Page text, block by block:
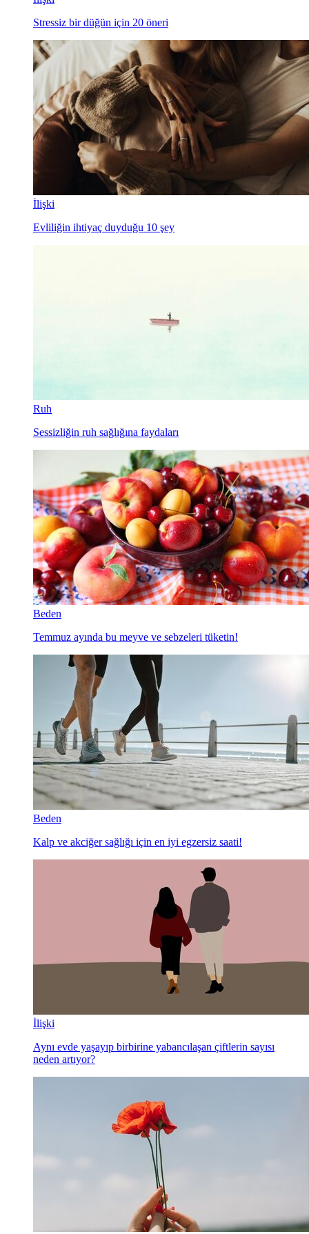
Stressiz bir düğün için 20 öneri
İlişki
Evliliğin ihtiyaç duyduğu 10 şey
Ruh
Sessizliğin ruh sağlığına faydaları
Beden
Temmuz ayında bu meyve ve sebzeleri tüketin!
Beden
Kalp ve akciğer sağlığı için en iyi egzersiz saati!
İlişki
Aynı evde yaşayıp birbirine yabancılaşan çiftlerin sayısı
neden artıyor?